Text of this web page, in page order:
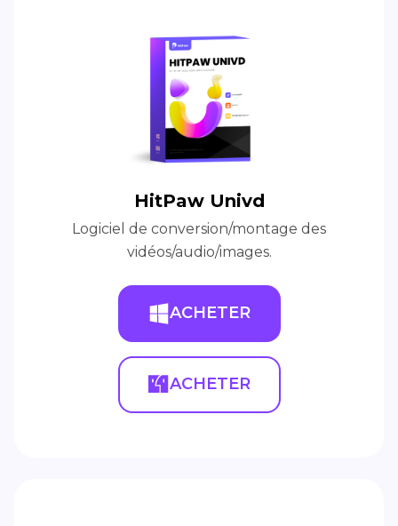
HitPaw Univd
Logiciel de conversion/montage des
vidéos/audio/images.
ACHETER
ACHETER